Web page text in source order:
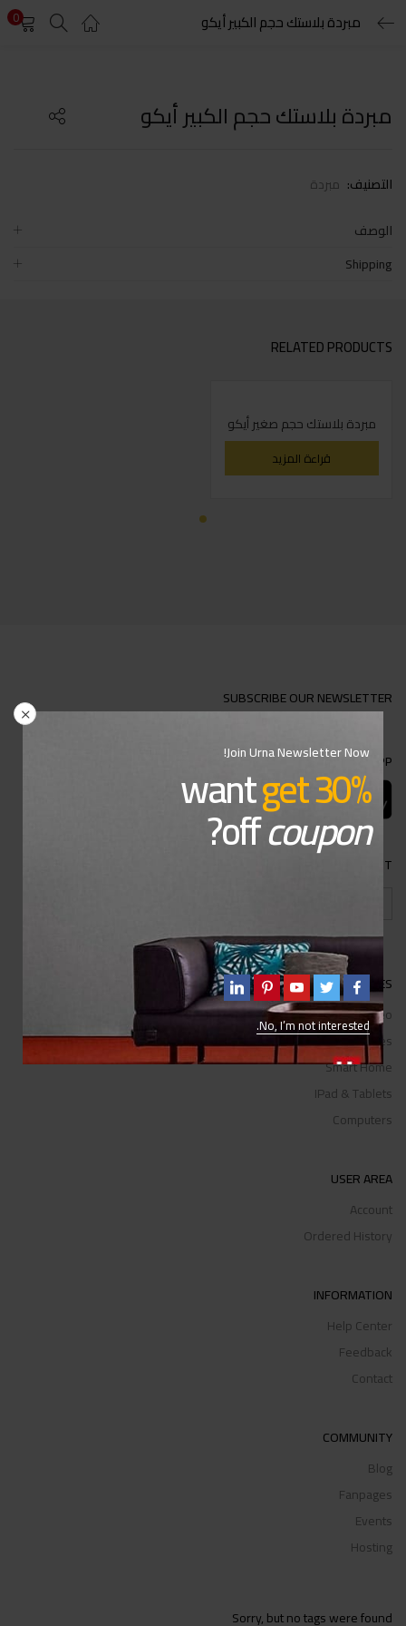
مبردة بلاستك حجم الكبير أيكو 0 LOGIN
مبردة بلاستك حجم الكبير أيكو
التصنيف: مبردة
الوصف
Shipping
RELATED PRODUCTS
مبردة بلاستك حجم صغير أيكو
قراءة المزيد
Join Urna Newsletter Now!
wantget 30%
offcoupon
?
No, I’m not interested.
SUBSCRIBE OUR NEWSLETTER
DOWNLOAD APP
ACCEPTED PAYMENT
CATEGORIES
TV & Video
Cell Phones
Smart Home
IPad & Tablets
Computers
USER AREA
Account
Ordered History
INFORMATION
Help Center
Feedback
Contact
COMMUNITY
Blog
Fanpages
Events
Hosting
Sorry, but no tags were found